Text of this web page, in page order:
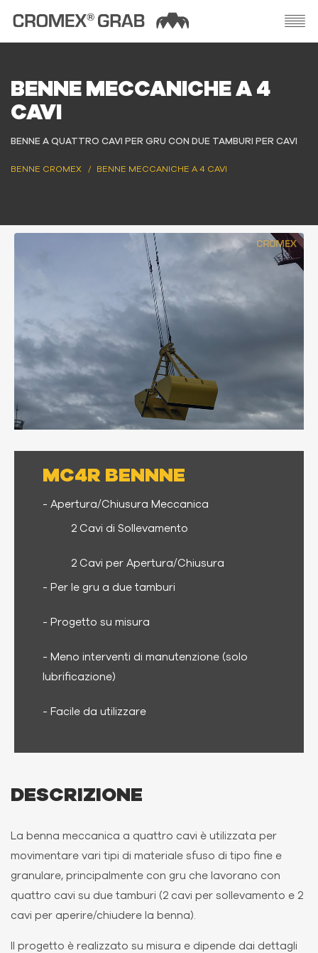
BENNE MECCANICHE A 4
CAVI
BENNE A QUATTRO CAVI PER GRU CON DUE TAMBURI PER CAVI
BENNE CROMEX BENNE MECCANICHE A 4 CAVI
MC4R BENNNE
- Apertura/Chiusura Meccanica
2 Cavi di Sollevamento
2 Cavi per Apertura/Chiusura
- Per le gru a due tamburi
- Progetto su misura
- Meno interventi di manutenzione (solo
lubrificazione)
- Facile da utilizzare
DESCRIZIONE
La benna meccanica a quattro cavi è utilizzata per
movimentare vari tipi di materiale sfuso di tipo fine e
granulare, principalmente con gru che lavorano con
quattro cavi su due tamburi (2 cavi per sollevamento e 2
cavi per aperire/chiudere la benna).
Il progetto è realizzato su misura e dipende dai dettagli